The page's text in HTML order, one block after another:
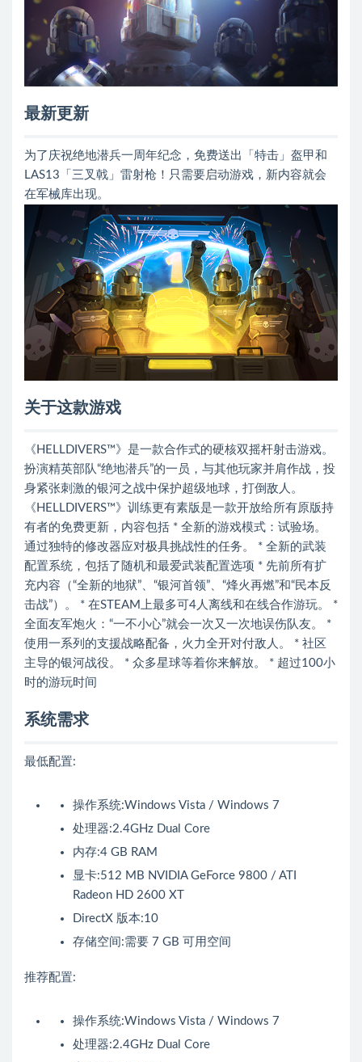
最新更新
为了庆祝绝地潜兵一周年纪念，免费送出「特击」盔甲和
LAS13「三叉戟」雷射枪！只需要启动游戏，新内容就会
在军械库出现。
关于这款游戏
《HELLDIVERS™》是一款合作式的硬核双摇杆射击游戏。
扮演精英部队“绝地潜兵”的一员，与其他玩家并肩作战，投
身紧张刺激的银河之战中保护超级地球，打倒敌人。
《HELLDIVERS™》训练更有素版是一款开放给所有原版持
有者的免费更新，内容包括 * 全新的游戏模式：试验场。
通过独特的修改器应对极具挑战性的任务。 * 全新的武装
配置系统，包括了随机和最爱武装配置选项 * 先前所有扩
充内容（“全新的地狱”、“银河首领”、“烽火再燃”和“民本反
击战”）。 * 在STEAM上最多可4人离线和在线合作游玩。 *
全面友军炮火：“一不小心”就会一次又一次地误伤队友。 *
使用一系列的支援战略配备，火力全开对付敌人。 * 社区
主导的银河战役。 * 众多星球等着你来解放。 * 超过100小
时的游玩时间
系统需求
最低配置:
操作系统:Windows Vista / Windows 7
处理器:2.4GHz Dual Core
内存:4 GB RAM
显卡:512 MB NVIDIA GeForce 9800 / ATI
Radeon HD 2600 XT
DirectX 版本:10
存储空间:需要 7 GB 可用空间
推荐配置:
操作系统:Windows Vista / Windows 7
处理器:2.4GHz Dual Core